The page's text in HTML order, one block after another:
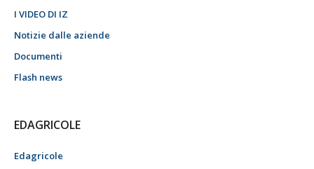
I VIDEO DI IZ
Notizie dalle aziende
Documenti
Flash news
EDAGRICOLE
Edagricole